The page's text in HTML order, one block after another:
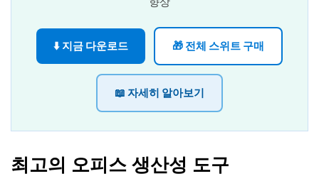
⬇️ 지금 다운로드 🎁 전체 스위트 구매
📖 자세히 알아보기
최고의 오피스 생산성 도구